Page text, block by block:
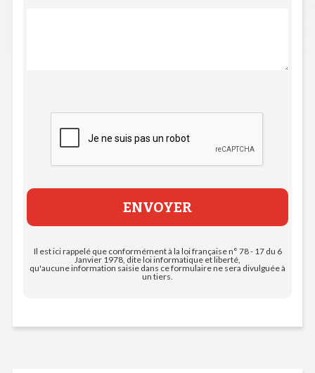
Il est ici rappelé que conformément à la loi française n° 78 - 17 du 6
Janvier 1978, dite loi informatique et liberté,
qu'aucune information saisie dans ce formulaire ne sera divulguée à
un tiers.